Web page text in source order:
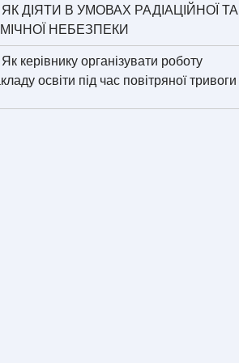
ЯК ДІЯТИ В УМОВАХ РАДІАЦІЙНОЇ ТА
НЕБЕЗПЕКИ
Як керівнику організувати роботу
освіти під час повітряної тривоги